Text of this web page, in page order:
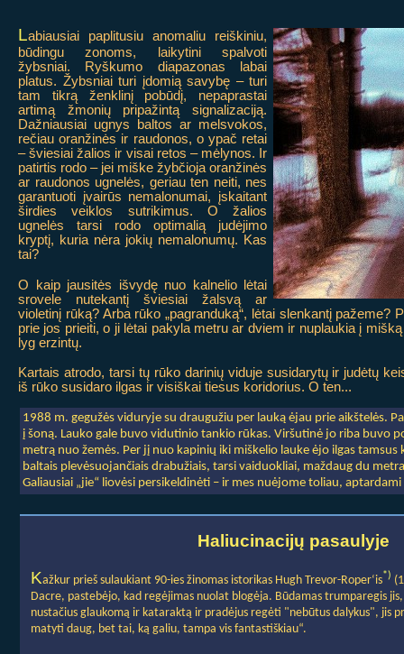
Labiausiai paplitusiu anomaliu reiškiniu,
būdingu zonoms, laikytini spalvoti
žybsniai. Ryškumo diapazonas labai
platus. Žybsniai turi įdomią savybę – turi
tam tikrą ženklinį pobūdį, nepaprastai
artimą žmonių pripažintą signalizaciją.
Dažniausiai ugnys baltos ar melsvokos,
rečiau oranžinės ir raudonos, o ypač retai
– šviesiai žalios ir visai retos – mėlynos. Ir
patirtis rodo – jei miške žybčioja oranžinės
ar raudonos ugnelės, geriau ten neiti, nes
garantuoti įvairūs nemalonumai, įskaitant
širdies veiklos sutrikimus. O žalios
ugnelės tarsi rodo optimalią judėjimo
kryptį, kuria nėra jokių nemalonumų. Kas
tai?
O kaip jausitės išvydę nuo kalnelio lėtai
srovele nutekantį šviesiai žalsvą ar
violetinį rūką? Arba rūko „pagranduką“, lėtai slenkantį pažeme?
prie jos prieiti, o ji lėtai pakyla metru ar dviem ir nuplaukia į
lyg erzintų.
Kartais atrodo, tarsi tų rūko darinių viduje susidarytų ir judėtų
iš rūko susidaro ilgas ir visiškai tiesus koridorius. O ten...
1988 m. gegužės viduryje su draugužiu per lauką ėjau prie aikštelės.
į šoną. Lauko gale buvo vidutinio tankio rūkas. Viršutinė jo riba buvo
metrą nuo žemės. Per jį nuo kapinių iki miškelio lauke ėjo ilgas
baltais plevėsuojančiais drabužiais, tarsi vaiduokliai, maždaug du
Galiausiai „jie“ liovėsi persikeldinėti – ir mes nuėjome toliau,
Haliucinacijų pasaulyje
Kažkur prieš sulaukiant 90-ies žinomas istorikas Hugh Trevor-Roper‘is*)
Dacre, pastebėjo, kad regėjimas nuolat blogėja. Būdamas trumparegis
nustačius glaukomą ir kataraktą ir pradėjus regėti "nebūtus dalykus", jis
matyti daug, bet tai, ką galiu, tampa vis fantastiškiau“.